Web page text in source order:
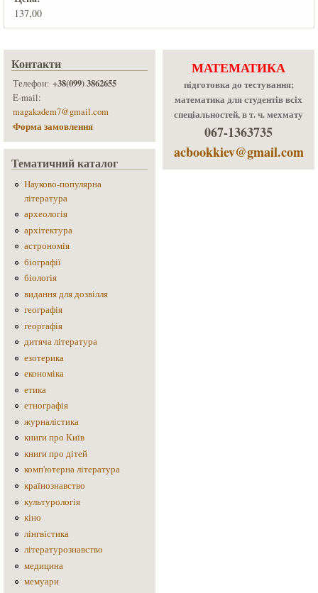
137,00
Контакти
Телефон: +38(099) 3862655
E-mail:
magakadem7@gmail.com
Форма замовлення
Тематичний каталог
Науково-популярна
література
археологія
архітектура
астрономія
біографії
біологія
видання для дозвілля
географія
георгафія
дитяча література
езотерика
економіка
етика
етнографія
журналістика
книги про Київ
книги про дітей
комп'ютерна література
країнознавство
культурологія
кіно
лінгвістика
літературознавство
медицина
мемуари
МАТЕМАТИКА
підготовка до тестування;
математика для студентів всіх
спеціальностей, в т. ч. мехмату
067-1363735
acbookkiev@gmail.com